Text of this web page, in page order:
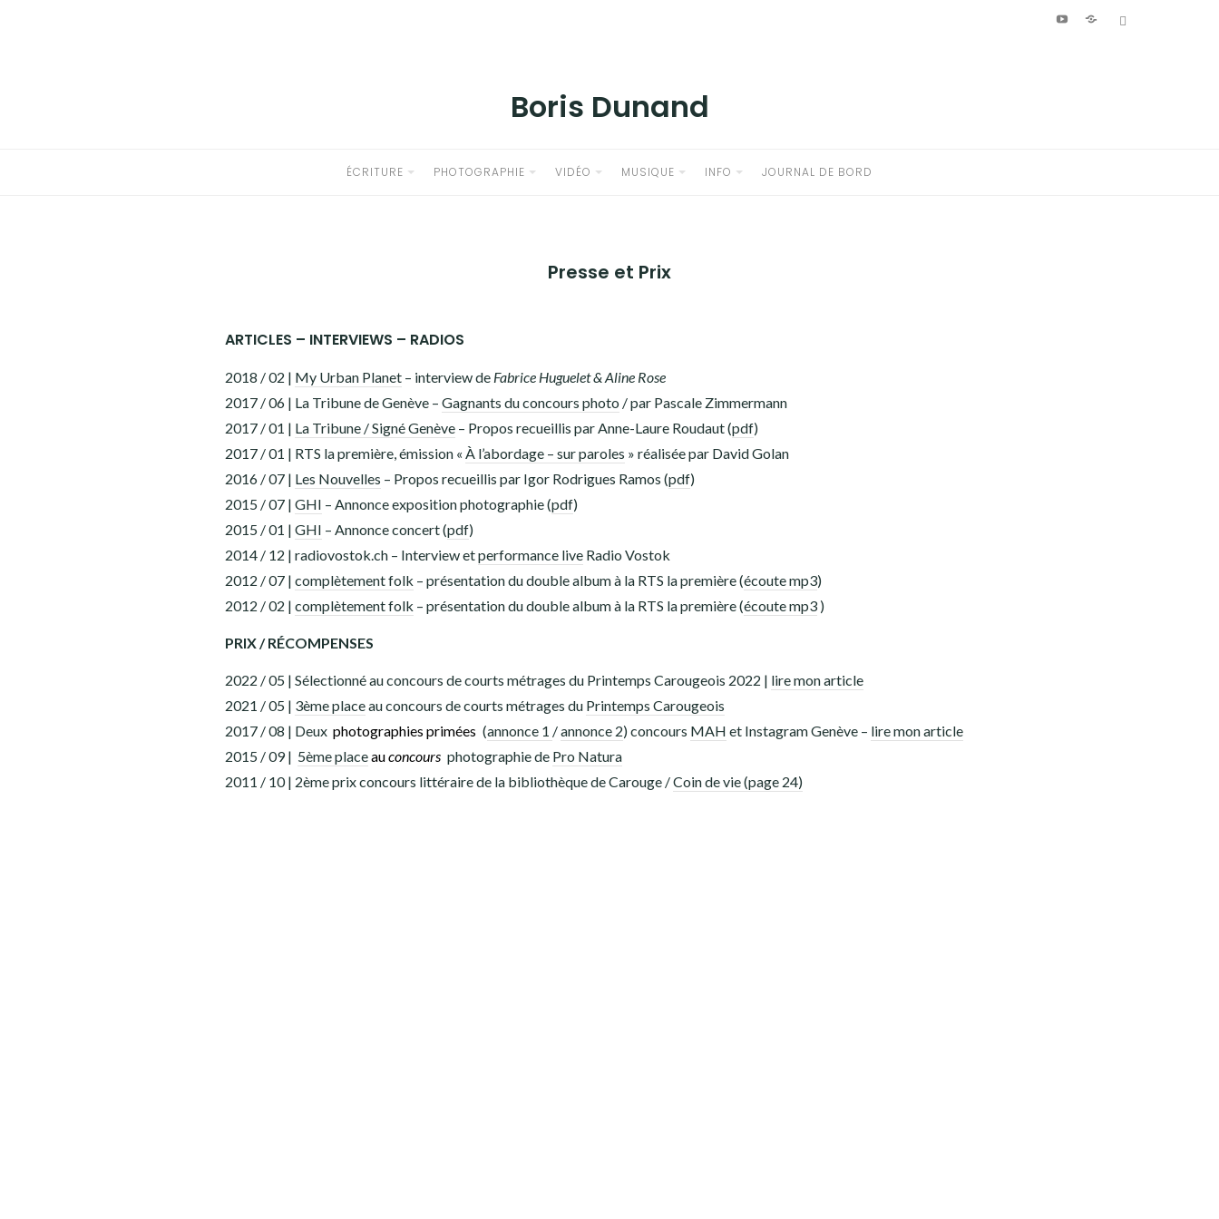
YoutubePatreon
Boris Dunand
ÉCRITURE PHOTOGRAPHIE VIDÉO MUSIQUE INFO JOURNAL DE BORD
Presse et Prix
ARTICLES – INTERVIEWS – RADIOS
2018 / 02 | My Urban Planet – interview de Fabrice Huguelet & Aline Rose
2017 / 06 | La Tribune de Genève –Gagnants du concours photo / par Pascale Zimmermann
2017 / 01 | La Tribune / Signé Genève – Propos recueillis par Anne-Laure Roudaut (pdf)
2017 / 01 | RTS la première, émission «À l’abordage – sur paroles » réalisée par David Golan
2016 / 07 | Les Nouvelles – Propos recueillis par Igor Rodrigues Ramos (pdf)
2015 / 07 |GHI – Annonce exposition photographie (pdf)
2015 / 01 |GHI – Annonce concert (pdf)
2014 / 12 | radiovostok.ch – Interview etperformance live Radio Vostok
2012 / 07 |complètement folk – présentation du double album à la RTS la première (écoute mp3)
2012 / 02 |complètement folk – présentation du double album à la RTS la première (écoute mp3 )
PRIX / RÉCOMPENSES
2022 / 05 | Sélectionné au concours de courts métrages du Printemps Carougeois 2022 | lire mon article
2021 / 05 | 3ème placeau concours de courts métrages du Printemps Carougeois
2017 / 08 | Deux photographies primées (annonce 1 /annonce 2) concours MAH et Instagram Genève – lire mon article
2015 / 09 | 5ème placeauconcours photographie de Pro Natura
2011 / 10 | 2ème prix concours littéraire de la bibliothèque de Carouge /Coin de vie (page 24)